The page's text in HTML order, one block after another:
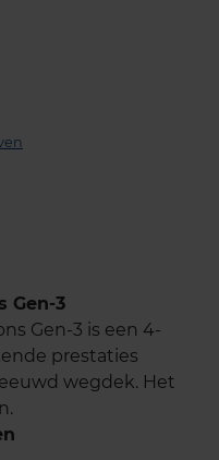
Gen-3
Gen-3 is een 4-
prestaties
wegdek. Het